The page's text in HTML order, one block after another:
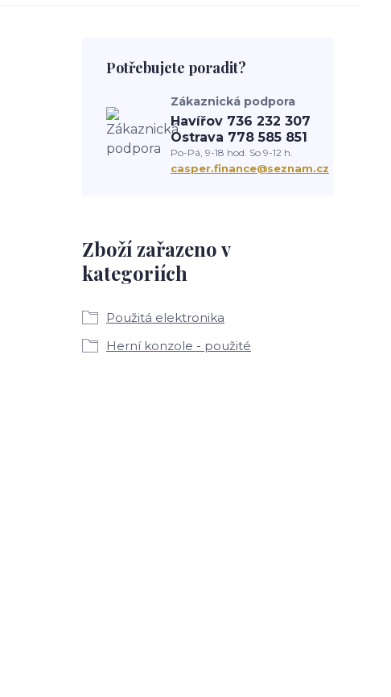
Zboží zařazeno v
kategoriích
Použitá elektronika
Herní konzole - použité
Potřebujete poradit?
Zákaznická podpora
Havířov 736 232 307
Ostrava 778 585 851
Po-Pá, 9-18 hod. So 9-12 h.
casper.finance@seznam.cz